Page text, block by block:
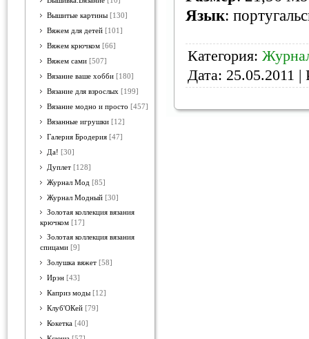
Вышитые картины [130]
Вяжем для детей [101]
Вяжем крючком [66]
Вяжем сами [507]
Вязание ваше хобби [180]
Вязание для взрослых [199]
Вязание модно и просто [457]
Вязанные игрушки [12]
Галерия Бродерия [47]
Да! [30]
Дуплет [128]
Журнал Мод [85]
Журнал Модный [30]
Золотая коллекция вязания
крючком [17]
Золотая коллекция вязания
спицами [9]
Золушка вяжет [58]
Ирэн [43]
Каприз моды [12]
Клуб'ОКей [79]
Кокетка [40]
Язык:
Категория:
Дата: 25.05.2011 |